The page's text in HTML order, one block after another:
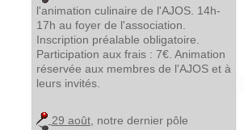
l'animation culinaire de l'AJOS. 14h-
17h au foyer de l'association.
Inscription préalable obligatoire.
Participation aux frais : 7€. Animation
réservée aux membres de l'AJOS et à
leurs invités.
29 août, notre dernier pôle